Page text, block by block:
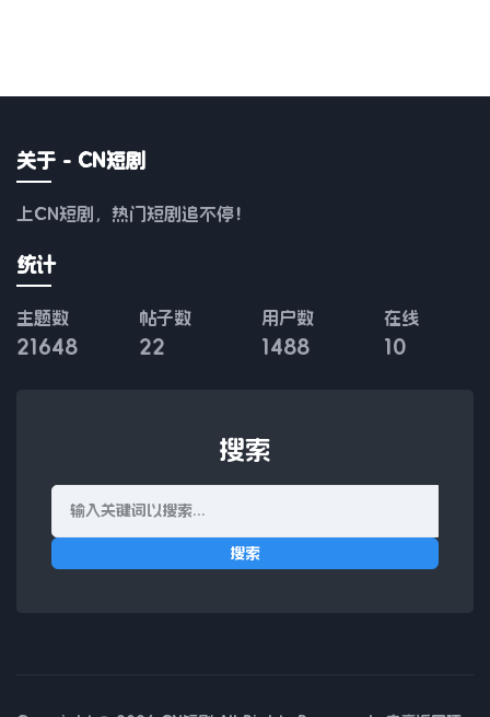
关于 - CN短剧
上CN短剧，热门短剧追不停！
统计
主题数
21648
帖子数
22
用户数
1488
在线
10
搜索
搜索